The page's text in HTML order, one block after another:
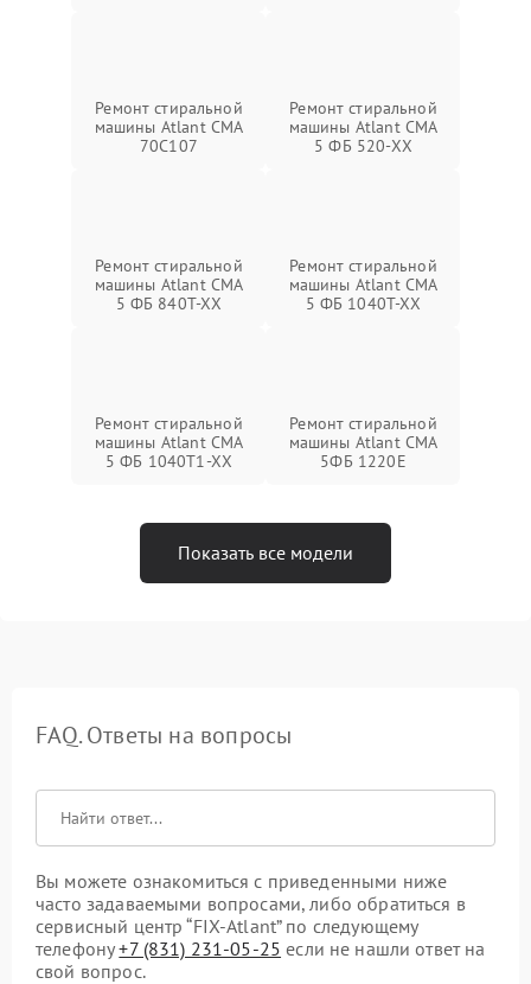
Ремонт стиральной
машины Atlant СМА
70C107
Ремонт стиральной
машины Atlant СМА
5 ФБ 520-ХХ
Ремонт стиральной
машины Atlant СМА
5 ФБ 840Т-ХХ
Ремонт стиральной
машины Atlant СМА
5 ФБ 1040Т-ХХ
Ремонт стиральной
машины Atlant СМА
5 ФБ 1040Т1-ХХ
Ремонт стиральной
машины Atlant СМА
5ФБ 1220Е
Показать все модели
FAQ. Ответы на вопросы
Вы можете ознакомиться с приведенными ниже
часто задаваемыми вопросами, либо обратиться в
сервисный центр “FIX-Atlant” по следующему
телефону+7 (831) 231-05-25 если не нашли ответ на
свой вопрос.